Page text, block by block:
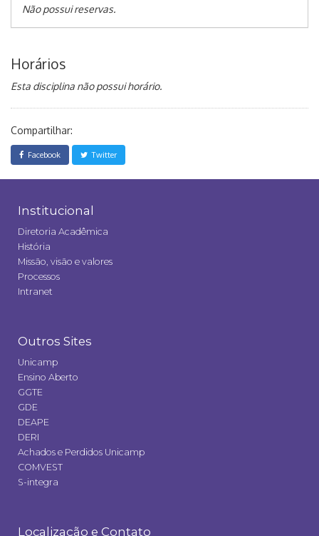
Não possui reservas.
Horários
Esta disciplina não possui horário.
Compartilhar:
Facebook Twitter
Institucional
Diretoria Acadêmica
História
Missão, visão e valores
Processos
Intranet
Outros Sites
Unicamp
Ensino Aberto
GGTE
GDE
DEAPE
DERI
Achados e Perdidos Unicamp
COMVEST
S-integra
Localização e Contato